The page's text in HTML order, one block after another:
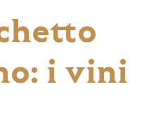
i vini